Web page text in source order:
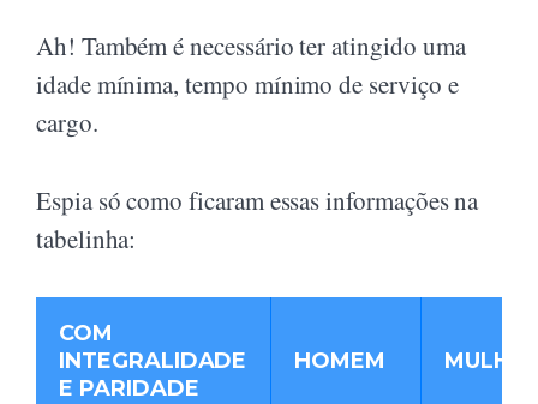
Ah! Também é necessário ter atingido uma
idade mínima, tempo mínimo de serviço e
cargo.
Espia só como ficaram essas informações na
tabelinha:
COM
INTEGRALIDADE
E PARIDADE
HOMEM